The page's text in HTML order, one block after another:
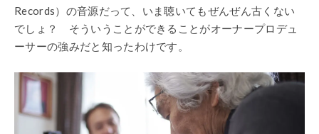
Records）の音源だって、いま聴いてもぜんぜん古くない
でしょ？ そういうことができることがオーナープロデュ
ーサーの強みだと知ったわけです。